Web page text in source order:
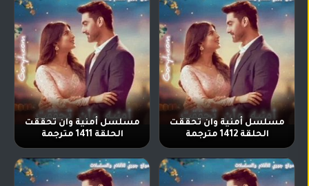
مسلسل أمنية وان تحققت
الحلقة 1412 مترجمة
مسلسل أمنية وان تحققت
الحلقة 1411 مترجمة